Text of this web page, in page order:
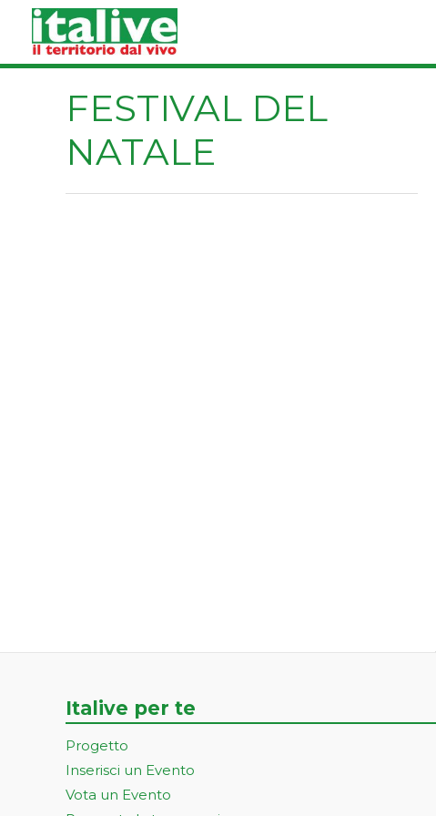
contenuto
FESTIVAL DEL
NATALE
Italive per te
Progetto
Inserisci un Evento
Vota un Evento